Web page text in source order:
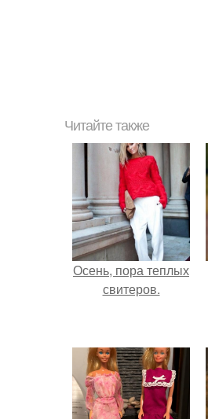
Читайте также
Осень, пора теплых
свитеров.